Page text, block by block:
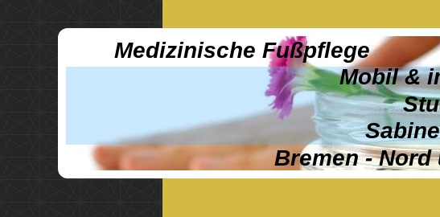
Medizinische
Mobil &
Bremen - Nord